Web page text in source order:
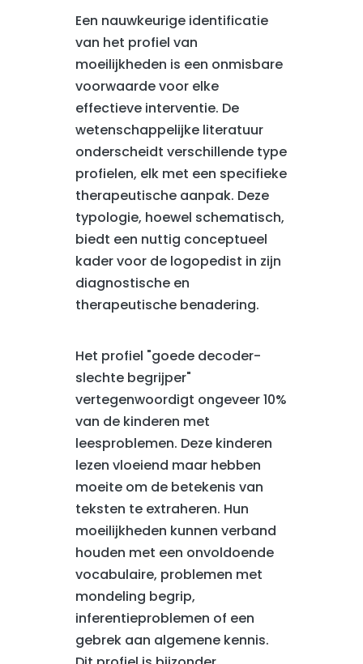
Een nauwkeurige identificatie
van het profiel van
moeilijkheden is een onmisbare
voorwaarde voor elke
effectieve interventie. De
wetenschappelijke literatuur
onderscheidt verschillende type
profielen, elk met een specifieke
therapeutische aanpak. Deze
typologie, hoewel schematisch,
biedt een nuttig conceptueel
kader voor de logopedist in zijn
diagnostische en
therapeutische benadering.
Het profiel "goede decoder-
slechte begrijper"
vertegenwoordigt ongeveer 10%
van de kinderen met
leesproblemen. Deze kinderen
lezen vloeiend maar hebben
moeite om de betekenis van
teksten te extraheren. Hun
moeilijkheden kunnen verband
houden met een onvoldoende
vocabulaire, problemen met
mondeling begrip,
inferentieproblemen of een
gebrek aan algemene kennis.